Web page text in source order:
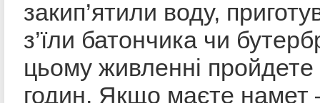
закип’ятили воду,
з’їли батончика чи
цьому живленні
годин. Якщо маєте намет